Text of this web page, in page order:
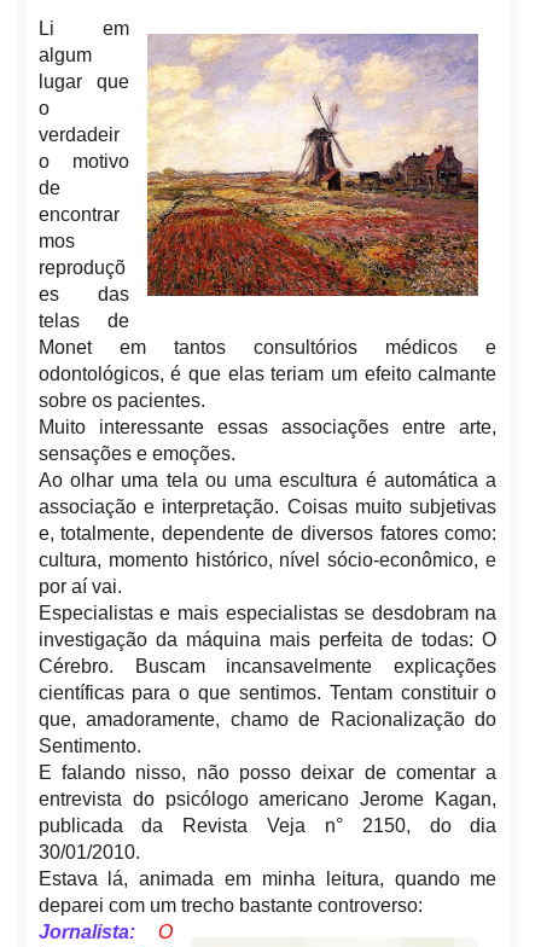
Li em
algum
lugar que
o
verdadeir
o motivo
de
encontrar
mos
reproduçõ
es das
telas de
Monet em tantos consultórios médicos e
odontológicos, é que elas teriam um efeito calmante
sobre os pacientes.
Muito interessante essas associações entre arte,
sensações e emoções.
Ao olhar uma tela ou uma escultura é automática a
associação e interpretação. Coisas muito subjetivas
e, totalmente, dependente de diversos fatores como:
cultura, momento histórico, nível sócio-econômico, e
por aí vai.
Especialistas e mais especialistas se desdobram na
investigação da máquina mais perfeita de todas: O
Cérebro. Buscam incansavelmente explicações
científicas para o que sentimos. Tentam constituir o
que, amadoramente, chamo de Racionalização do
Sentimento.
E falando nisso, não posso deixar de comentar a
entrevista do psicólogo americano Jerome Kagan,
publicada da Revista Veja n° 2150, do dia
30/01/2010.
Estava lá, animada em minha leitura, quando me
deparei com um trecho bastante controverso:
Jornalista:
O